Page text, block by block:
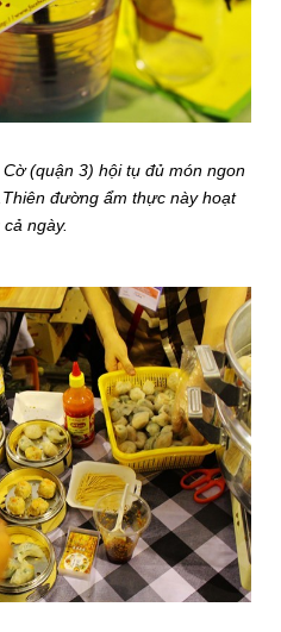
(quận 3) hội tụ đủ món ngon
đường ẩm thực này hoạt
ngày.